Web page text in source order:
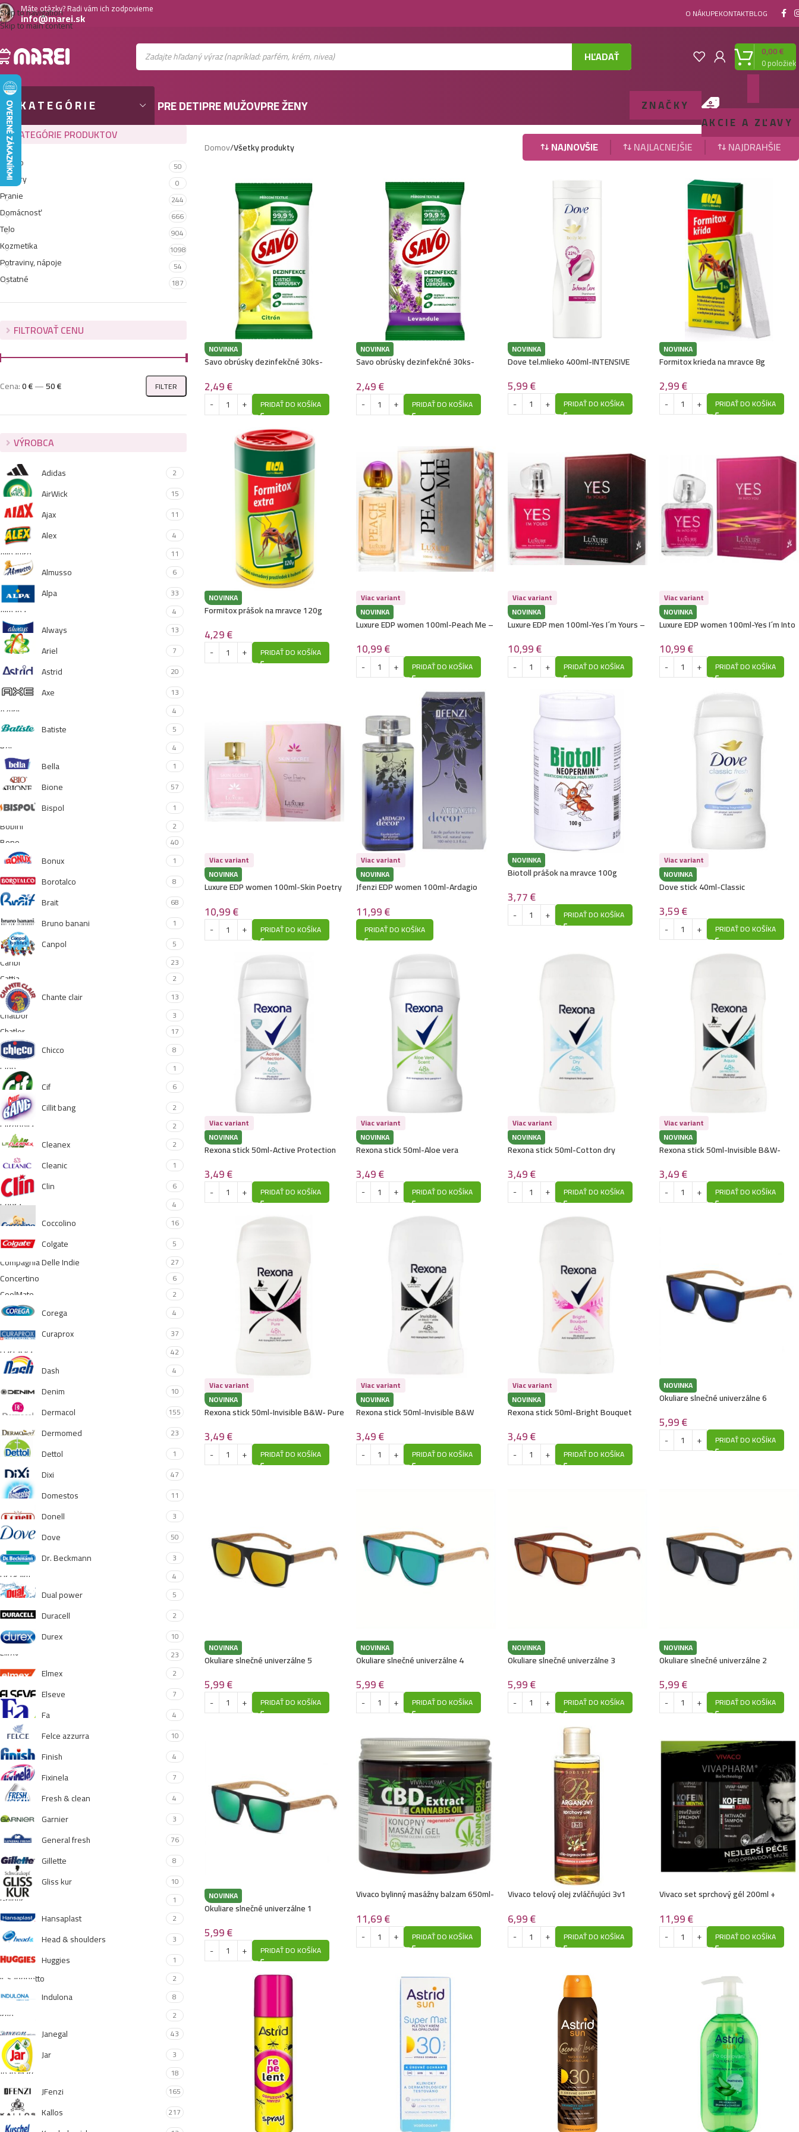
Skip to navigation
Skip to main content
Máte otázky? Radi vám ich zodpovieme
info@marei.sk O NÁKUPEKONTAKTBLOG
HĽADAŤ 0položiek
0,00€
KATEGÓRIE PRE DETIPRE MUŽOVPRE ŽENY
ZNAČKY
AKCIE A ZĽAVY
KATEGÓRIE PRODUKTOV
Gastro 50
Testery 0
Pranie 244
Domácnosť 666
Telo 904
Kozmetika 1098
Potraviny, nápoje 54
Ostatné 187
FILTROVAŤ CENU
FILTER
Cena:0 €—50 €
VÝROBCA
Adidas 2
AirWick 15
Ajax 11
Alex 4
Allnature 11
Almusso 6
Alpa 33
Althaea 4
Always 13
Ariel 7
Astrid 20
Axe 13
Azurit 4
Batiste 5
Bel 4
Bella 1
Bione 57
Bispol 1
Bobini 2
Bono 40
Bonux 1
Borotalco 8
Brait 68
Bruno banani 1
Canpol 5
Caribi 23
Cattia 2
Chante clair 13
ChatDor 3
Chatler 17
Chicco 8
Cien 1
Cif 6
Cillit bang 2
Citronella 2
Cleanex 2
Cleanic 1
Clin 6
Cobra 4
Coccolino 16
Colgate 5
Compagnia Delle Indie 27
Concertino 6
CoolMate 2
Corega 4
Curaprox 37
DarTaska 42
Dash 4
Denim 10
Dermacol 155
Dermomed 23
Dettol 1
Dixi 47
Domestos 11
Donell 3
Dove 50
Dr. Beckmann 3
Dr.Prakti 4
Dual power 5
Duracell 2
Durex 10
Elitex 23
Elmex 2
Elseve 7
Fa 4
Felce azzurra 10
Finish 4
Fixinela 7
Fresh & clean 4
Garnier 3
General fresh 76
Gillette 8
Gliss kur 10
Grilpur 1
Hansaplast 2
Head & shoulders 3
Huggies 1
IL Saponotto 2
Indulona 8
Irge 2
Janegal 43
Jar 3
Jean Marc 18
JFenzi 165
Kallos 217
Domov/Všetky produkty NAJNOVŠIE NAJLACNEJŠIE NAJDRAHŠIE
NOVINKA
Savo obrúsky dezinfekčné 30ks-
2,49€
PRIDAŤ DO KOŠÍKA
NOVINKA
Savo obrúsky dezinfekčné 30ks-
2,49€
PRIDAŤ DO KOŠÍKA
NOVINKA
Dove tel.mlieko 400ml-INTENSIVE
5,99€
PRIDAŤ DO KOŠÍKA
NOVINKA
Formitox krieda na mravce 8g
2,99€
PRIDAŤ DO KOŠÍKA
NOVINKA
Formitox prášok na mravce 120g
4,29€
PRIDAŤ DO KOŠÍKA
NOVINKA
Viac variant
Luxure EDP women 100ml-Peach Me –
P1042
10,99€
PRIDAŤ DO KOŠÍKA
NOVINKA
Viac variant
Luxure EDP men 100ml-Yes I´m Yours –
Powerfully) – P1507
10,99€
PRIDAŤ DO KOŠÍKA
NOVINKA
Viac variant
Luxure EDP women 100ml-Yes I´m Into
– P1041
10,99€
PRIDAŤ DO KOŠÍKA
NOVINKA
Viac variant
Luxure EDP women 100ml-Skin Poetry
– P1040
10,99€
PRIDAŤ DO KOŠÍKA
NOVINKA
Viac variant
Jfenzi EDP women 100ml-Ardagio
P102
11,99€
PRIDAŤ DO KOŠÍKA
NOVINKA
Biotoll prášok na mravce 100g
3,77€
PRIDAŤ DO KOŠÍKA
NOVINKA
Viac variant
Dove stick 40ml-Classic
3,59€
PRIDAŤ DO KOŠÍKA
NOVINKA
Viac variant
Rexona stick 50ml-Active Protection
3,49€
PRIDAŤ DO KOŠÍKA
NOVINKA
Viac variant
Rexona stick 50ml-Aloe vera
3,49€
PRIDAŤ DO KOŠÍKA
NOVINKA
Viac variant
Rexona stick 50ml-Cotton dry
3,49€
PRIDAŤ DO KOŠÍKA
NOVINKA
Viac variant
Rexona stick 50ml-Invisible B&W-
3,49€
PRIDAŤ DO KOŠÍKA
NOVINKA
Viac variant
Rexona stick 50ml-Invisible B&W- Pure
3,49€
PRIDAŤ DO KOŠÍKA
NOVINKA
Viac variant
Rexona stick 50ml-Invisible B&W
3,49€
PRIDAŤ DO KOŠÍKA
NOVINKA
Viac variant
Rexona stick 50ml-Bright Bouquet
3,49€
PRIDAŤ DO KOŠÍKA
NOVINKA
Okuliare slnečné univerzálne 6
5,99€
PRIDAŤ DO KOŠÍKA
NOVINKA
Okuliare slnečné univerzálne 5
5,99€
PRIDAŤ DO KOŠÍKA
NOVINKA
Okuliare slnečné univerzálne 4
5,99€
PRIDAŤ DO KOŠÍKA
NOVINKA
Okuliare slnečné univerzálne 3
5,99€
PRIDAŤ DO KOŠÍKA
NOVINKA
Okuliare slnečné univerzálne 2
5,99€
PRIDAŤ DO KOŠÍKA
NOVINKA
Okuliare slnečné univerzálne 1
5,99€
PRIDAŤ DO KOŠÍKA
Vivaco bylinný masážny balzam 650ml-
11,69€
PRIDAŤ DO KOŠÍKA
Vivaco telový olej zvláčňujúci 3v1
6,99€
PRIDAŤ DO KOŠÍKA
Vivaco set sprchový gél 200ml +
11,99€
PRIDAŤ DO KOŠÍKA